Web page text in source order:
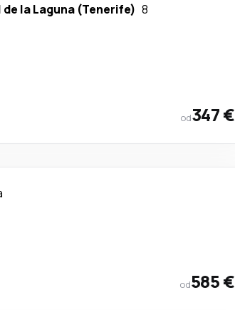
la Laguna (Tenerife) 8
od347 €
od585 €